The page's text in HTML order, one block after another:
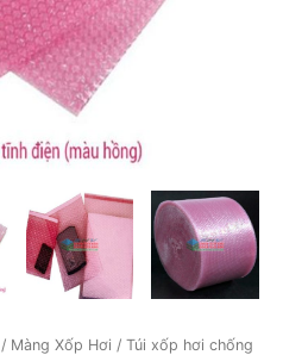
/ Màng Xốp Hơi / Túi xốp hơi chống